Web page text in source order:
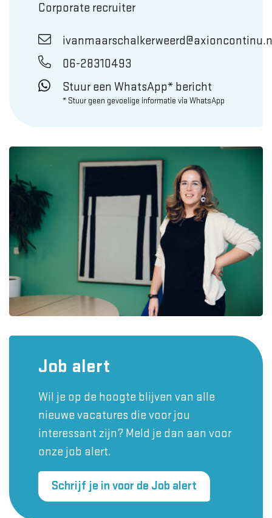
Corporate recruiter
06-28310493
Stuur een WhatsApp* bericht
* Stuur geen gevoelige informatie via WhatsApp
Job alert
Wil je op de hoogte blijven van alle
nieuwe vacatures die voor jou
interessant zijn? Meld je dan aan voor
onze job alert.
Schrijf je in voor de Job alert